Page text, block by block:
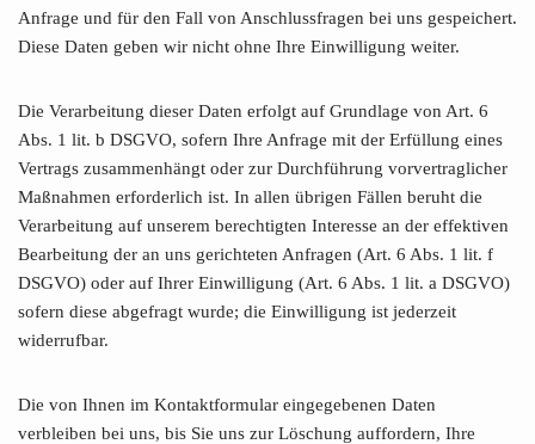
Anfrage und für den Fall von Anschlussfragen bei uns gespeichert.
Diese Daten geben wir nicht ohne Ihre Einwilligung weiter.
Die Verarbeitung dieser Daten erfolgt auf Grundlage von Art. 6
Abs. 1 lit. b DSGVO, sofern Ihre Anfrage mit der Erfüllung eines
Vertrags zusammenhängt oder zur Durchführung vorvertraglicher
Maßnahmen erforderlich ist. In allen übrigen Fällen beruht die
Verarbeitung auf unserem berechtigten Interesse an der effektiven
Bearbeitung der an uns gerichteten Anfragen (Art. 6 Abs. 1 lit. f
DSGVO) oder auf Ihrer Einwilligung (Art. 6 Abs. 1 lit. a DSGVO)
sofern diese abgefragt wurde; die Einwilligung ist jederzeit
widerrufbar.
Die von Ihnen im Kontaktformular eingegebenen Daten
verbleiben bei uns, bis Sie uns zur Löschung auffordern, Ihre